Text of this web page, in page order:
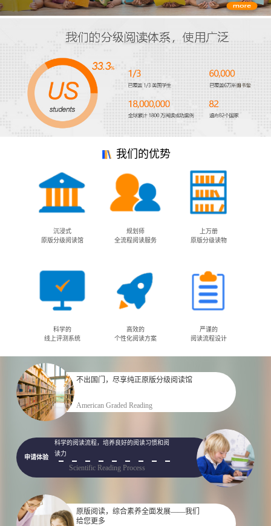
我们的优势
沉浸式
原版分级阅读馆
规划师
全流程阅读服务
上万册
原版分级读物
科学的
线上评测系统
高效的
个性化阅读方案
严谨的
阅读流程设计
不出国门，尽享纯正原版分级阅读馆
American Graded Reading
科学的阅读流程，培养良好的阅读习惯和阅
读力
Scientific Reading Process
申请体验
原版阅读，综合素养全面发展——我们
给您更多